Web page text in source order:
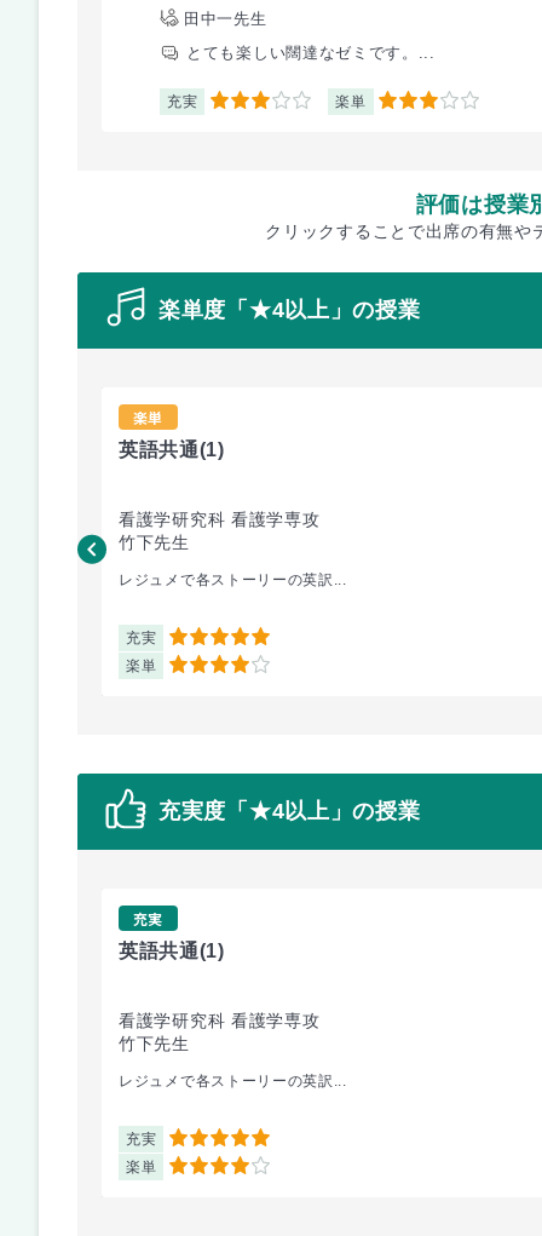
田中一先生
とても楽しい闊達なゼミです。...
充実 3 楽単 3
評価は授業
クリックすることで出席の有無や
楽単度「★4以上」の授業
楽単
英語共通(1)
看護学研究科 看護学専攻
竹下先生
レジュメで各ストーリーの英訳...
充実 5
楽単 4
充実度「★4以上」の授業
充実
英語共通(1)
看護学研究科 看護学専攻
竹下先生
レジュメで各ストーリーの英訳...
充実 5
楽単 4